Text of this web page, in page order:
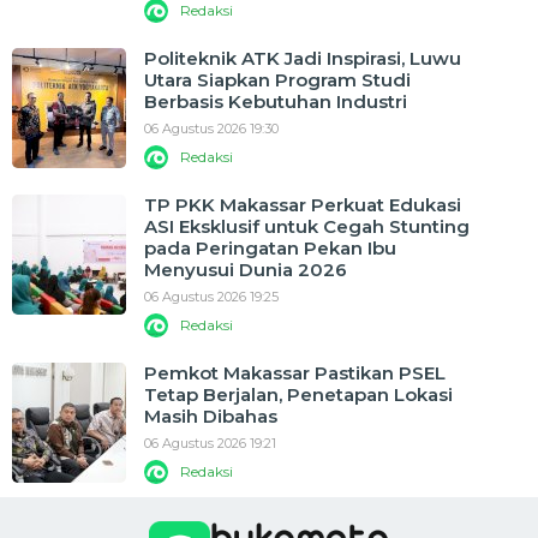
Redaksi
Politeknik ATK Jadi Inspirasi, Luwu
Utara Siapkan Program Studi
Berbasis Kebutuhan Industri
06 Agustus 2026 19:30
Redaksi
TP PKK Makassar Perkuat Edukasi
ASI Eksklusif untuk Cegah Stunting
pada Peringatan Pekan Ibu
Menyusui Dunia 2026
06 Agustus 2026 19:25
Redaksi
Pemkot Makassar Pastikan PSEL
Tetap Berjalan, Penetapan Lokasi
Masih Dibahas
06 Agustus 2026 19:21
Redaksi